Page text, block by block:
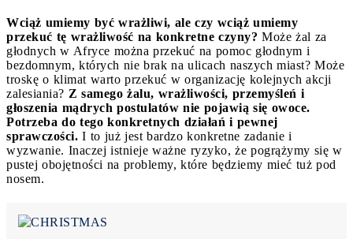
Wciąż umiemy być wrażliwi, ale czy wciąż umiemy
przekuć tę wrażliwość na konkretne czyny? Może żal za
głodnych w Afryce można przekuć na pomoc głodnym i
bezdomnym, których nie brak na ulicach naszych miast? Może
troskę o klimat warto przekuć w organizację kolejnych akcji
zalesiania? Z samego żalu, wrażliwości, przemyśleń i
głoszenia mądrych postulatów nie pojawią się owoce.
Potrzeba do tego konkretnych działań i pewnej
sprawczości. I to już jest bardzo konkretne zadanie i
wyzwanie. Inaczej istnieje ważne ryzyko, że pogrążymy się w
pustej obojętności na problemy, które będziemy mieć tuż pod
nosem.